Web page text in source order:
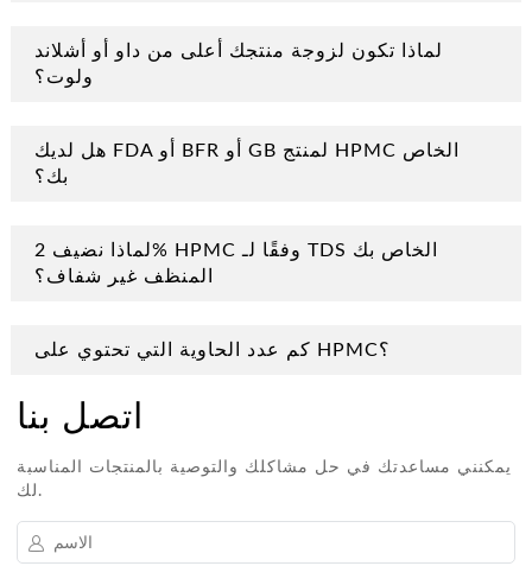
لماذا تكون لزوجة منتجك أعلى من داو أو أشلاند
ولوت؟
هل لديك FDA أو BFR أو GB لمنتج HPMC الخاص
بك؟
لماذا نضيف 2% HPMC وفقًا لـ TDS الخاص بك
المنظف غير شفاف؟
كم عدد الحاوية التي تحتوي على HPMC؟
اتصل بنا
يمكنني مساعدتك في حل مشاكلك والتوصية بالمنتجات المناسبة
لك.